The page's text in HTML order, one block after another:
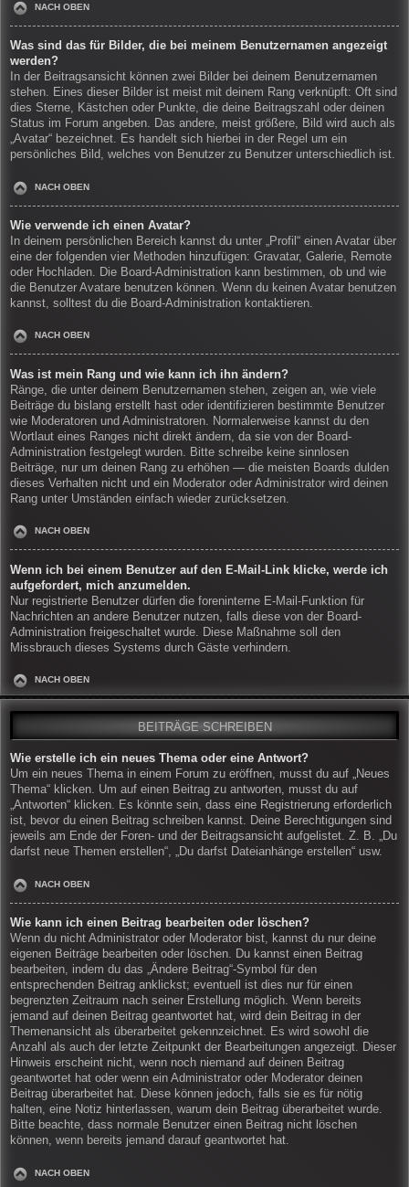
NACH OBEN
Was sind das für Bilder, die bei meinem Benutzernamen angezeigt
werden?
In der Beitragsansicht können zwei Bilder bei deinem Benutzernamen
stehen. Eines dieser Bilder ist meist mit deinem Rang verknüpft: Oft sind
dies Sterne, Kästchen oder Punkte, die deine Beitragszahl oder deinen
Status im Forum angeben. Das andere, meist größere, Bild wird auch als
„Avatar“ bezeichnet. Es handelt sich hierbei in der Regel um ein
persönliches Bild, welches von Benutzer zu Benutzer unterschiedlich ist.
NACH OBEN
Wie verwende ich einen Avatar?
In deinem persönlichen Bereich kannst du unter „Profil“ einen Avatar über
eine der folgenden vier Methoden hinzufügen: Gravatar, Galerie, Remote
oder Hochladen. Die Board-Administration kann bestimmen, ob und wie
die Benutzer Avatare benutzen können. Wenn du keinen Avatar benutzen
kannst, solltest du die Board-Administration kontaktieren.
NACH OBEN
Was ist mein Rang und wie kann ich ihn ändern?
Ränge, die unter deinem Benutzernamen stehen, zeigen an, wie viele
Beiträge du bislang erstellt hast oder identifizieren bestimmte Benutzer
wie Moderatoren und Administratoren. Normalerweise kannst du den
Wortlaut eines Ranges nicht direkt ändern, da sie von der Board-
Administration festgelegt wurden. Bitte schreibe keine sinnlosen
Beiträge, nur um deinen Rang zu erhöhen — die meisten Boards dulden
dieses Verhalten nicht und ein Moderator oder Administrator wird deinen
Rang unter Umständen einfach wieder zurücksetzen.
NACH OBEN
Wenn ich bei einem Benutzer auf den E-Mail-Link klicke, werde ich
aufgefordert, mich anzumelden.
Nur registrierte Benutzer dürfen die foreninterne E-Mail-Funktion für
Nachrichten an andere Benutzer nutzen, falls diese von der Board-
Administration freigeschaltet wurde. Diese Maßnahme soll den
Missbrauch dieses Systems durch Gäste verhindern.
NACH OBEN
BEITRÄGE SCHREIBEN
Wie erstelle ich ein neues Thema oder eine Antwort?
Um ein neues Thema in einem Forum zu eröffnen, musst du auf „Neues
Thema“ klicken. Um auf einen Beitrag zu antworten, musst du auf
„Antworten“ klicken. Es könnte sein, dass eine Registrierung erforderlich
ist, bevor du einen Beitrag schreiben kannst. Deine Berechtigungen sind
jeweils am Ende der Foren- und der Beitragsansicht aufgelistet. Z. B. „Du
darfst neue Themen erstellen“, „Du darfst Dateianhänge erstellen“ usw.
NACH OBEN
Wie kann ich einen Beitrag bearbeiten oder löschen?
Wenn du nicht Administrator oder Moderator bist, kannst du nur deine
eigenen Beiträge bearbeiten oder löschen. Du kannst einen Beitrag
bearbeiten, indem du das „Ändere Beitrag“-Symbol für den
entsprechenden Beitrag anklickst; eventuell ist dies nur für einen
begrenzten Zeitraum nach seiner Erstellung möglich. Wenn bereits
jemand auf deinen Beitrag geantwortet hat, wird dein Beitrag in der
Themenansicht als überarbeitet gekennzeichnet. Es wird sowohl die
Anzahl als auch der letzte Zeitpunkt der Bearbeitungen angezeigt. Dieser
Hinweis erscheint nicht, wenn noch niemand auf deinen Beitrag
geantwortet hat oder wenn ein Administrator oder Moderator deinen
Beitrag überarbeitet hat. Diese können jedoch, falls sie es für nötig
halten, eine Notiz hinterlassen, warum dein Beitrag überarbeitet wurde.
Bitte beachte, dass normale Benutzer einen Beitrag nicht löschen
können, wenn bereits jemand darauf geantwortet hat.
NACH OBEN